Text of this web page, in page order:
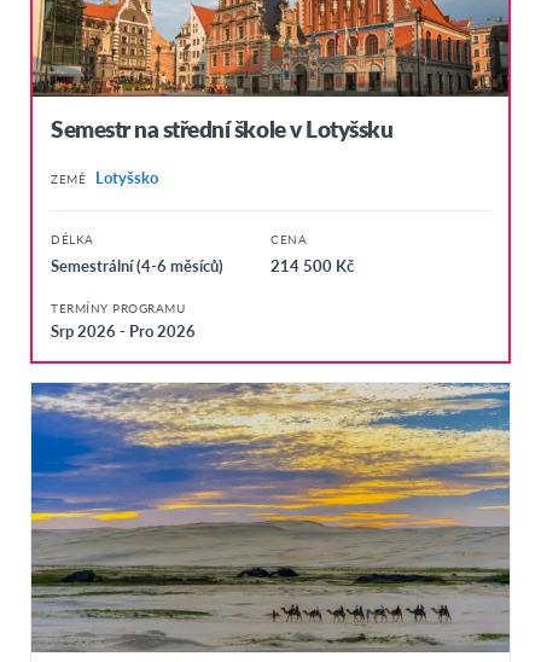
Semestr na střední škole v Lotyšsku
ZEMĚ Lotyšsko
DÉLKA
Semestrální (4-6 měsíců)
CENA
214 500 Kč
TERMÍNY PROGRAMU
Srp 2026 - Pro 2026